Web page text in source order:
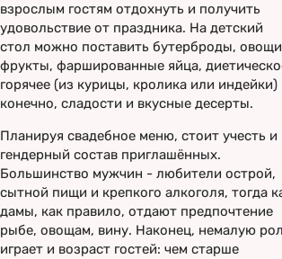
взрослым гостям отдохнуть и получить
удовольствие от праздника. На детский
стол можно поставить бутерброды,
фрукты, фаршированные яйца,
горячее (из курицы, кролика или индейки)
конечно, сладости и вкусные десерты.
Планируя свадебное меню, стоит учесть и
гендерный состав приглашённых.
Большинство мужчин - любители острой,
сытной пищи и крепкого алкоголя, тогда
дамы, как правило, отдают предпочтение
рыбе, овощам, вину. Наконец, немалую
играет и возраст гостей: чем старше